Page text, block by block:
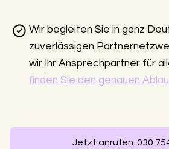
Wir begleiten Sie in ganz
zuverlässigen
wir Ihr Ansprechpartner für
finden Sie den genauen
Jetzt anrufen: 030